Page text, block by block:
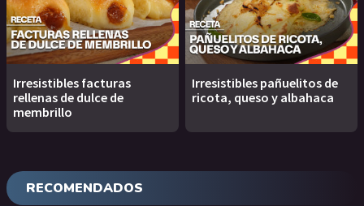
Irresistibles facturas
rellenas de dulce de
membrillo
Irresistibles pañuelitos de
ricota, queso y albahaca
RECOMENDADOS